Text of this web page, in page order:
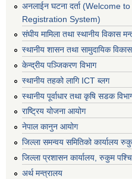
अनलाईन घटना दर्ता (Welcome
Registration System)
संघीय मामिला तथा स्थानीय विकास
स्थानीय शासन तथा सामुदायिक
केन्द्रीय पञ्जिकरण विभाग
स्थानीय तहको लागि ICT ब्लग
स्थानीय पूर्वाधार तथा कृषि सडक
राष्ट्रिय योजना आयोग
नेपाल कानुन आयोग
जिल्ला समन्वय समितिको कार्यालय
जिल्ला प्रशासन कार्यालय, रुकुम
अर्थ मन्त्रालय